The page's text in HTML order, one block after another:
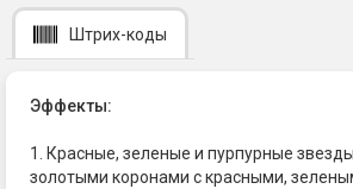
Штрих-коды
Эффекты:
1. Красные, зеленые и пурпурные
золотыми коронами с красными,